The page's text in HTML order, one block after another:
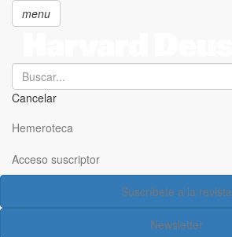
principal
menu
Search
Cancelar
Hemeroteca
Acceso suscriptor
Suscríbete a la revista
Newsletter
Acceso suscriptor